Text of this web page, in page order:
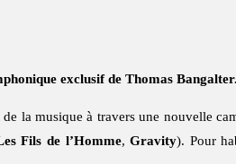
exclusif de Thomas
la musique à travers une nouvelle
Fils de l’Homme,Gravity). Pour